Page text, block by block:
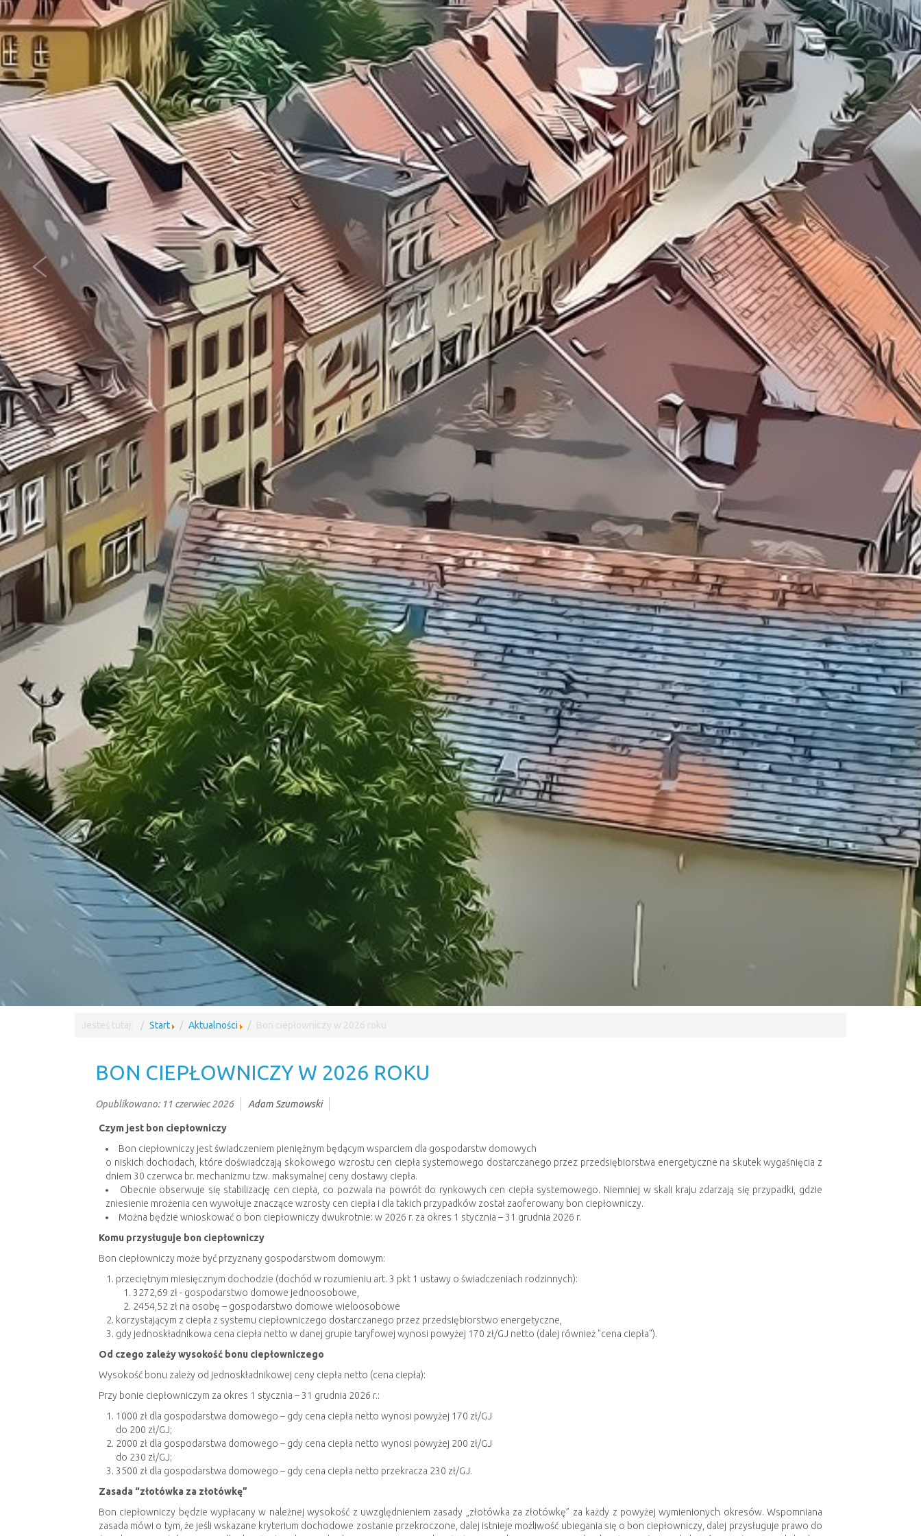
Jesteś tutaj: Start Aktualności Bon ciepłowniczy w 2026 roku
BON CIEPŁOWNICZY W 2026 ROKU
Opublikowano: 11 czerwiec 2026 Adam Szumowski
Czym jest bon ciepłowniczy
Bon ciepłowniczy jest świadczeniem pieniężnym będącym wsparciem dla gospodarstw domowych
o niskich dochodach, które doświadczają skokowego wzrostu cen ciepła systemowego dostarczanego przez przedsiębiorstwa energetyczne na skutek wygaśnięcia z
dniem 30 czerwca br. mechanizmu tzw. maksymalnej ceny dostawy ciepła.
Obecnie obserwuje się stabilizację cen ciepła, co pozwala na powrót do rynkowych cen ciepła systemowego. Niemniej w skali kraju zdarzają się przypadki, gdzie
zniesienie mrożenia cen wywołuje znaczące wzrosty cen ciepła i dla takich przypadków został zaoferowany bon ciepłowniczy.
Można będzie wnioskować o bon ciepłowniczy dwukrotnie: w 2026 r. za okres 1 stycznia – 31 grudnia 2026 r.
Komu przysługuje bon ciepłowniczy
Bon ciepłowniczy może być przyznany gospodarstwom domowym:
przeciętnym miesięcznym dochodzie (dochód w rozumieniu art. 3 pkt 1 ustawy o świadczeniach rodzinnych):
3272,69 zł - gospodarstwo domowe jednoosobowe,
2454,52 zł na osobę – gospodarstwo domowe wieloosobowe
korzystającym z ciepła z systemu ciepłowniczego dostarczanego przez przedsiębiorstwo energetyczne,
gdy jednoskładnikowa cena ciepła netto w danej grupie taryfowej wynosi powyżej 170 zł/GJ netto (dalej również "cena ciepła").
Od czego zależy wysokość bonu ciepłowniczego
Wysokość bonu zależy od jednoskładnikowej ceny ciepła netto (cena ciepła):
Przy bonie ciepłowniczym za okres 1 stycznia – 31 grudnia 2026 r.:
1000 zł dla gospodarstwa domowego – gdy cena ciepła netto wynosi powyżej 170 zł/GJ
do 200 zł/GJ;
2000 zł dla gospodarstwa domowego – gdy cena ciepła netto wynosi powyżej 200 zł/GJ
do 230 zł/GJ;
3500 zł dla gospodarstwa domowego – gdy cena ciepła netto przekracza 230 zł/GJ.
Zasada “złotówka za złotówkę”
Bon ciepłowniczy będzie wypłacany w należnej wysokość z uwzględnieniem zasady „złotówka za złotówkę” za każdy z powyżej wymienionych okresów. Wspomniana
zasada mówi o tym, że jeśli wskazane kryterium dochodowe zostanie przekroczone, dalej istnieje możliwość ubiegania się o bon ciepłowniczy, dalej przysługuje prawo do